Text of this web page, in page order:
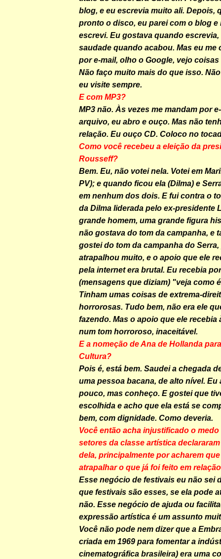
blog, e eu escrevia muito ali. Depois,
pronto o disco, eu parei com o blog e
escrevi. Eu gostava quando
saudade quando acabou. Mas eu me
por e-mail, olho o Google, vejo
Não faço muito mais do que isso.
eu visite sempre.
E com MP3?
MP3 não. Às vezes me mandam por
arquivo, eu abro e ouço. Mas não
relação. Eu ouço CD. Coloco no
Como você recebeu a eleição da
Rousseff?
Bem. Eu, não votei nela. Votei em
PV); e quando ficou ela (Dilma) e
em nenhum dos dois. E fui contra o
da Dilma liderada pelo ex-presidente
grande homem, uma grande figura
não gostava do tom da campanha, e
gostei do tom da campanha do
atrapalhou muito, e o apoio que ele
pela internet era brutal. Eu recebia
(mensagens que diziam) "veja como
Tinham umas coisas de extrema-
horrorosas. Tudo bem, não era ele
fazendo. Mas o apoio que ele recebia
num tom horroroso, inaceitável.
E a nomeção de Ana de Hollanda
Cultura?
Pois é, está bem. Saudei a chegada
uma pessoa bacana, de alto nível. Eu
pouco, mas conheço. E gostei que
escolhida e acho que ela está se
bem, com dignidade. Como deveria.
Você então acha injustificado o
setores da classe artística
dela, principalmente por acharem
atrapalhar o que já foi feito em
Esse negócio de festivais eu não sei
que festivais são esses, se ela pode
não. Esse negócio de ajuda ou
expressão artística é um assunto
Você não pode nem dizer que a
criada em 1969 para fomentar a
cinematográfica brasileira) era uma